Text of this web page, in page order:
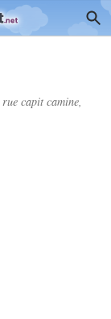
rue capit camine,